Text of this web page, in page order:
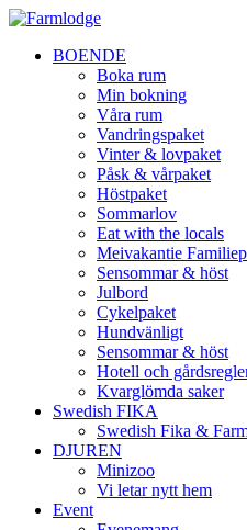
BOENDE
Boka rum
Min bokning
Våra rum
Vandringspaket
Vinter & lovpaket
Påsk & vårpaket
Höstpaket
Sommarlov
Eat with the locals
Meivakantie
Sensommar & höst
Julbord
Cykelpaket
Hundvänligt
Sensommar & höst
Hotell och
Kvarglömda saker
Swedish FIKA
Swedish Fika &
DJUREN
Minizoo
Vi letar nytt hem
Event